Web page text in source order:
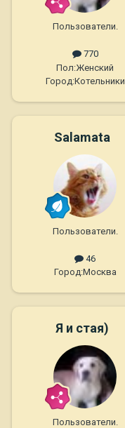
Пользователи.
770
Пол:Женский
Город:Котельники
Salamata
Пользователи.
46
Город:Москва
Я и стая)
Пользователи.